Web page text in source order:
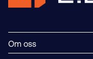
Om oss